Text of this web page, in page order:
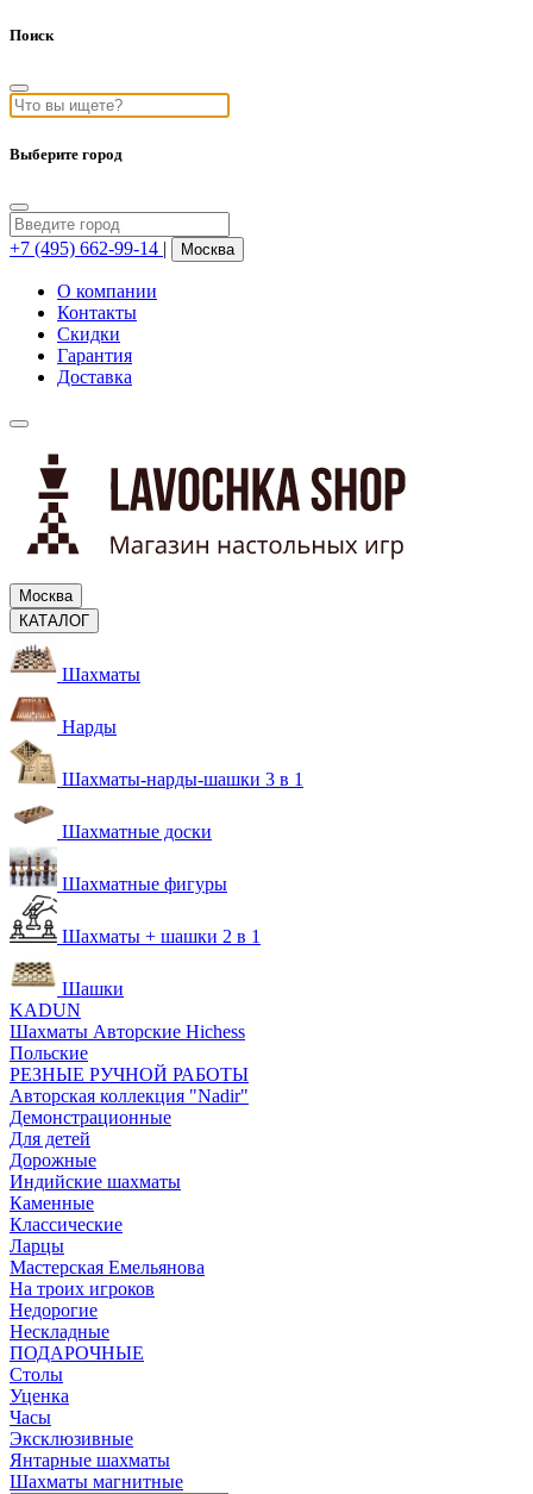
Поиск
Выберите город
+7 (495) 662-99-14 | Москва
О компании
Контакты
Скидки
Гарантия
Доставка
Москва
КАТАЛОГ
Шахматы
Нарды
Шахматы-нарды-шашки 3 в 1
Шахматные доски
Шахматные фигуры
Шахматы + шашки 2 в 1
Шашки
KADUN
Шахматы Авторские Hichess
Польские
РЕЗНЫЕ РУЧНОЙ РАБОТЫ
Авторская коллекция "Nadir"
Демонстрационные
Для детей
Дорожные
Индийские шахматы
Каменные
Классические
Ларцы
Мастерская Емельянова
На троих игроков
Недорогие
Нескладные
ПОДАРОЧНЫЕ
Столы
Уценка
Часы
Эксклюзивные
Янтарные шахматы
Шахматы магнитные